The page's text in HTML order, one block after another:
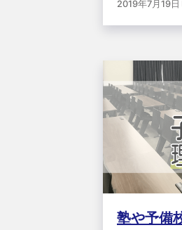
2019年7月19日
塾や予備